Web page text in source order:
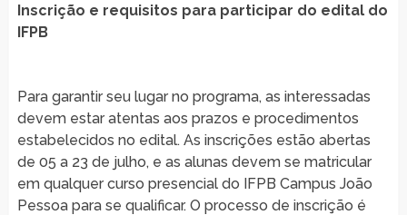
Inscrição e requisitos para participar do edital do
IFPB
Para garantir seu lugar no programa, as interessadas
devem estar atentas aos prazos e procedimentos
estabelecidos no edital. As inscrições estão abertas
de 05 a 23 de julho, e as alunas devem se matricular
em qualquer curso presencial do IFPB Campus João
Pessoa para se qualificar. O processo de inscrição é